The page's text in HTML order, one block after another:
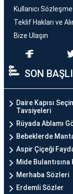
Kullanıcı
Teklif Hakları ve
Bize Ulaşın
SON
Daire Kapısı
Tavsiyeleri
Rüyada Ablamı
Bebeklerde
Aspir Çiçeği
Mide
Merhaba Sözleri
Erdemli Sözler